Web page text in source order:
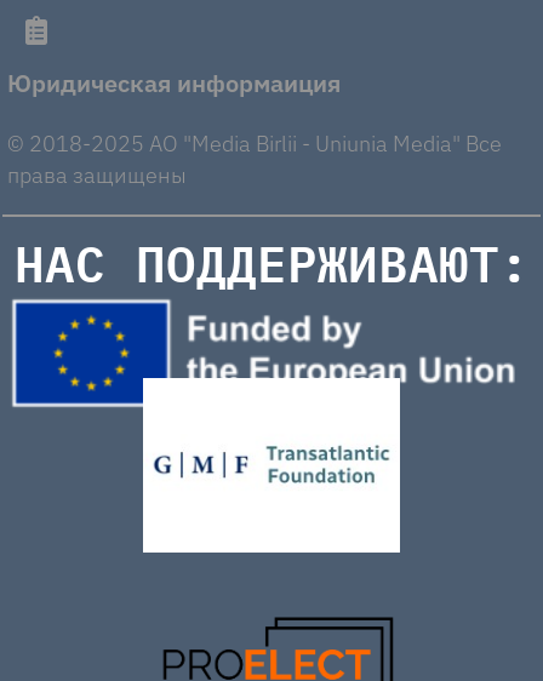
Юридическая информаиция
© 2018-2025 AO "Media Birlii - Uniunia Media" Все
права защищены
НАС ПОДДЕРЖИВАЮТ: